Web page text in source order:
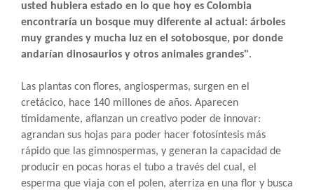
usted hubiera estado en lo que hoy es Colombia
encontraría un bosque muy diferente al actual: árboles
muy grandes y mucha luz en el sotobosque, por donde
andarían dinosaurios y otros animales grandes".
Las plantas con flores, angiospermas, surgen en el
cretácico, hace 140 millones de años. Aparecen
tímidamente, afianzan un creativo poder de innovar:
agrandan sus hojas para poder hacer fotosíntesis más
rápido que las gimnospermas, y generan la capacidad de
producir en pocas horas el tubo a través del cual, el
esperma que viaja con el polen, aterriza en una flor y busca